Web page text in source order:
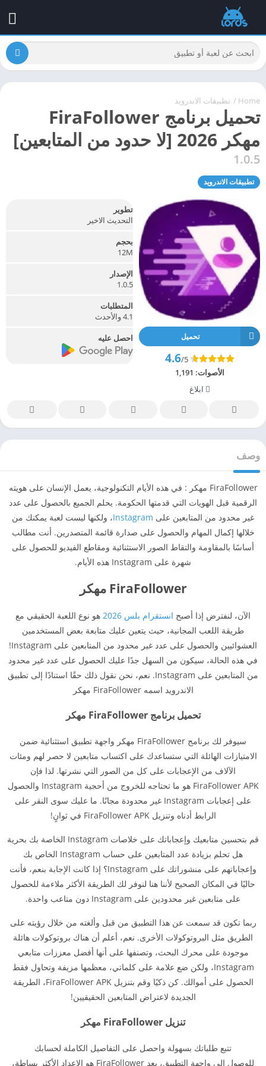
Home
/ تطبيقات الاندرويد
تحميل برنامج FiraFollower
مهكر 2026 [لا حدود من المتابعين]
1.0.5
تطبيقات الاندرويد
تحميل
4.6/5
الأصوات: 1,191
ابلاغ
تطوير
التحديث الاخير
بحجم
12M
الإصدار
1.0.5
المتطلبات
4.1 والأحدث
احصل عليه
وصف
FiraFollower مهكر : في هذه الأيام التكنولوجية، يعمل الإنسان على هويته
الرقمية قبل الهويات التي قدمتها الحكومة. يحلم الجميع بالحصول على عدد
غير محدود من المتابعين على Instagram، ولكنها ليست لعبة يمكنك من
خلالها إكمال المهام والحصول على صدارة قائمة المتصدرين. أنت مطالب
أساسًا بالمقاومة والتقاط الصور الاستثنائية ومقاطع الفيديو للحصول على
شهرة على Instagram هذه الأيام.
FiraFollower مهكر
الآن، لنفترض إذا أصبح انستقرام بلس 2026
هو نوع اللعبة الحقيقي مع
طريقة اللعب المجانية، حيث يتعين عليك متابعة بعض المستخدمين
العشوائيين والحصول على عدد غير محدود من المتابعين على Instagram!
في هذه الحالة، سيكون من السهل جدًا عليك الحصول على عدد غير محدود
من المتابعين على Instagram. نعم، نحن نقول ذلك حقًا استنادًا إلى تطبيق
الاندرويد اسمه FiraFollower مهكر
تحميل برنامج FiraFollower مهكر
سيوفر لك برنامج FiraFollower مهكر واجهة تطبيق استثنائية ضمن
الامتيازات الهائلة التي ستساعدك على اكتساب متابعين لا حصر لهم ومئات
الآلاف من الإعجابات على كل من الصور التي نشرتها. لذا فإن
FiraFollower APK هو ما تحتاجه للخروج من أحجية Instagram والحصول
على إعجابات Instagram غير محدودة مجانًا. ما عليك سوى النقر على
الرابط أدناه وتنزيل FiraFollower APK في ثوانٍ!
قم بتحسين متابعيك وإعجاباتك على خلاصات Instagram الخاصة بك بحرية
هل تحلم بزيادة عدد المتابعين على حساب Instagram الخاص بك
وإعجاباتهم على منشوراتك على Instagram؟ إذا كانت الإجابة بنعم، فأنت
حاليًا في المكان الصحيح لأننا هنا لنوفر لك الطريقة الأكثر ملاءمة للحصول
على متابعين غير محدودين على Instagram دون متاعب واحدة.
ربما تكون قد سمعت عن هذا التطبيق من قبل وألغته من خلال رؤيته على
الطريق مثل البروتوكولات الأخرى. نعم، أعلم أن هناك بروتوكولات هائلة
موجودة على محرك البحث، وتصنفها على أنها أفضل معززات متابعي
Instagram، ولكن ضع علامة على كلماتي، معظمها مزيفة وتحاول فقط
الحصول على أموالك. كن ذكيًا وقم بتنزيل FiraFollower APK، الطريقة
الجديدة لاعتراض المتابعين الحقيقيين!
تنزيل FiraFollower مهكر
تتبع طلباتك بسهولة واحصل على التفاصيل الكاملة لحسابك
للوصول إلى واجهة التطبيق، يعد FiraFollower هو الإعداد الأكثر بساطة،